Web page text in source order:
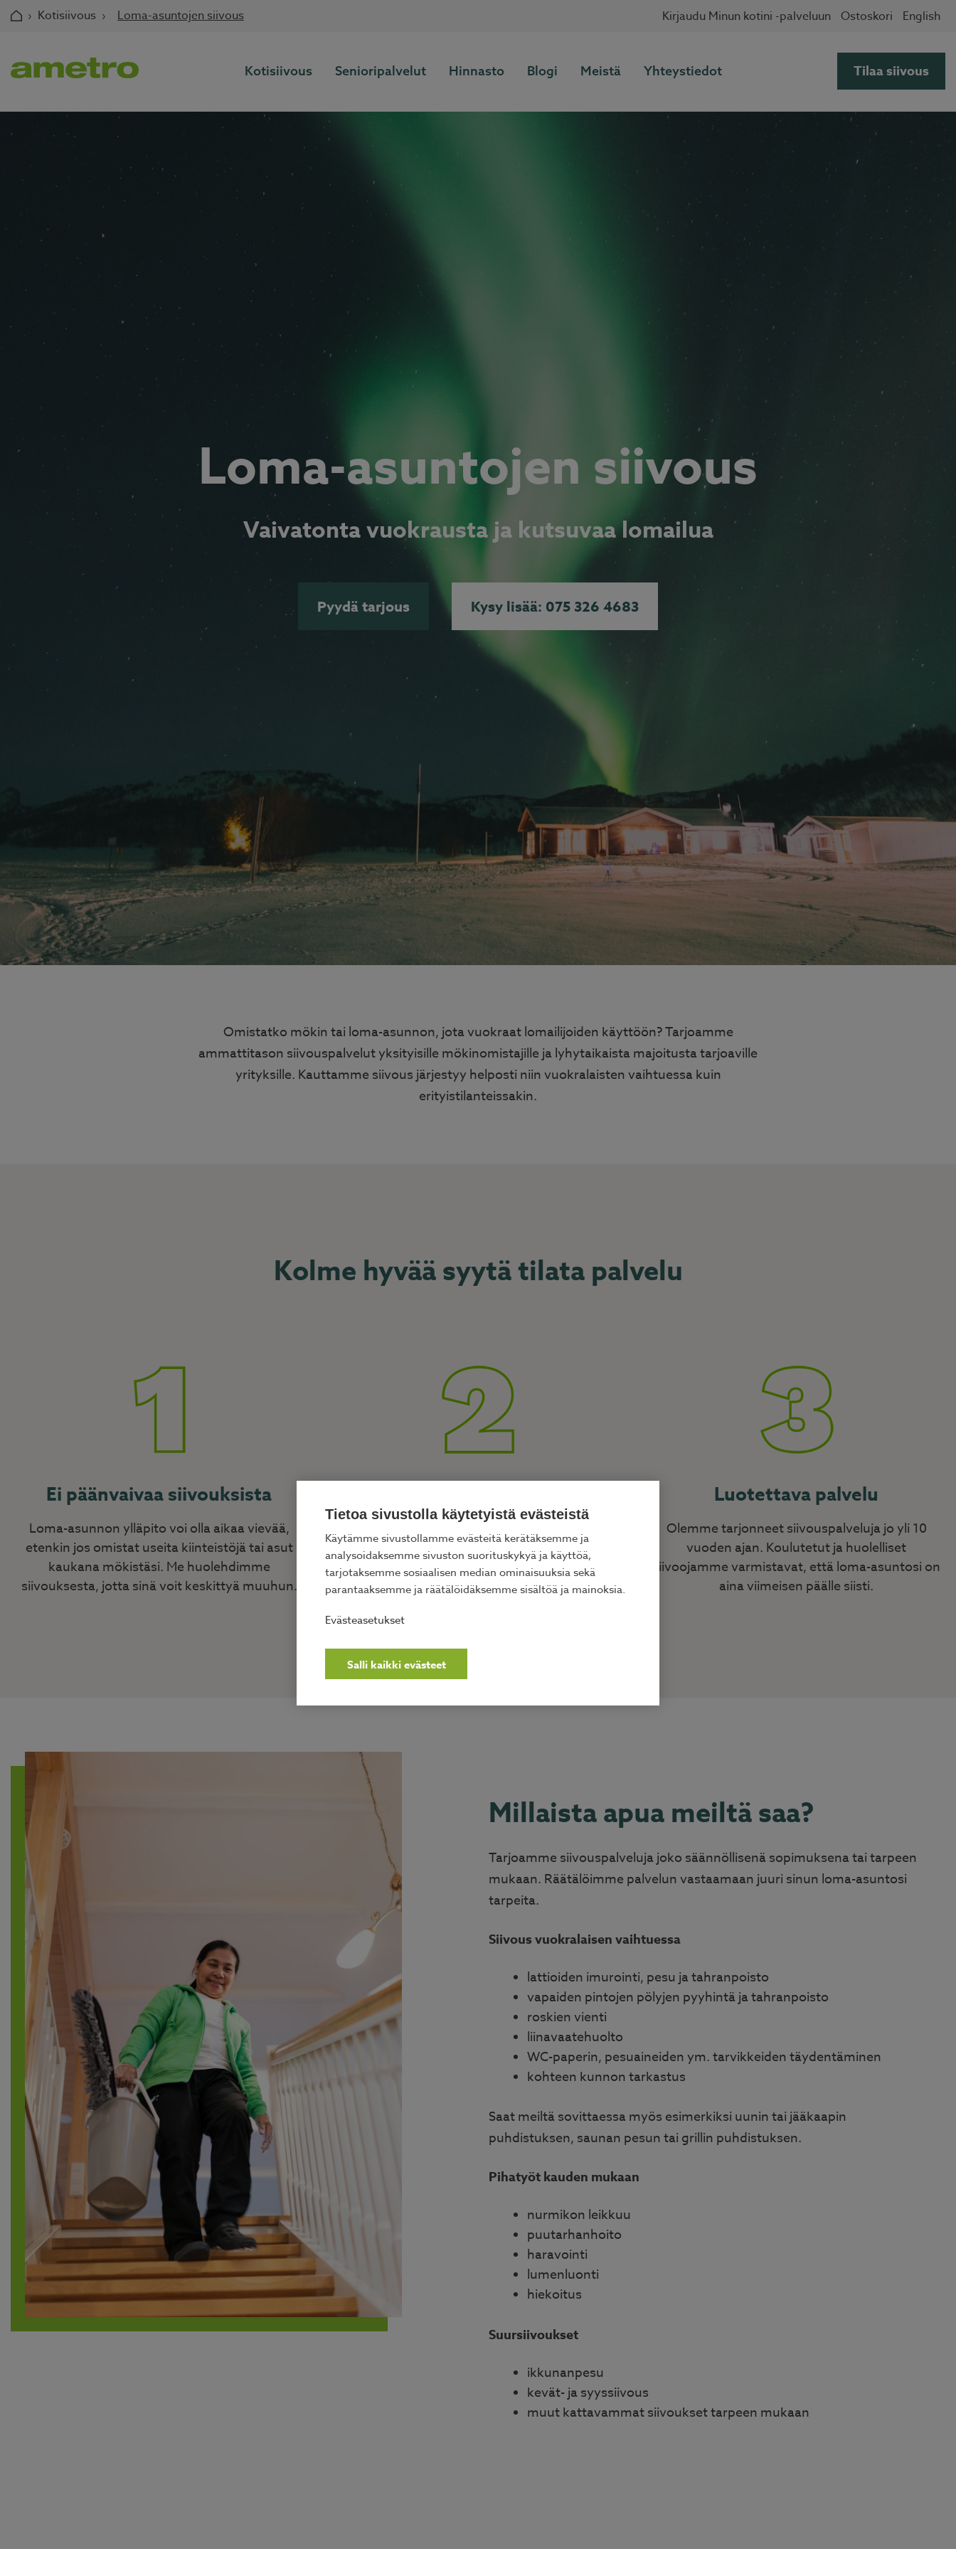
Skip › Kotisiivous › Loma-asuntojen siivous Kirjaudu Minun kotini -palveluun Ostoskori English
Kotisiivous Senioripalvelut Hinnasto Blogi Meistä Yhteystiedot Tilaa siivous
Loma-asuntojen siivous
Vaivatonta vuokrausta ja kutsuvaa lomailua
Pyydä tarjous Kysy lisää: 075 326 4683
Omistatko mökin tai loma-asunnon, jota vuokraat lomailijoiden käyttöön? Tarjoamme
ammattitason siivouspalvelut yksityisille mökinomistajille ja lyhytaikaista majoitusta tarjoaville
yrityksille. Kauttamme siivous järjestyy helposti niin vuokralaisten vaihtuessa kuin
erityistilanteissakin.
Kolme hyvää syytä tilata palvelu
Ei päänvaivaa siivouksista
Loma-asunnon ylläpito voi olla aikaa vievää,
etenkin jos omistat useita kiinteistöjä tai asut
kaukana mökistäsi. Me huolehdimme
siivouksesta, jotta sinä voit keskittyä muuhun.
varmistamme, että vieraidesi majoitus on
kutsuva heti saapumishetkestä lähtien. Puhtaus
nostaa loma-asuntosi arvostusta ja kysyntää.
Luotettava palvelu
Olemme tarjonneet siivouspalveluja jo yli 10
vuoden ajan. Koulutetut ja huolelliset
siivoojamme varmistavat, että loma-asuntosi on
aina viimeisen päälle siisti.
Millaista apua meiltä saa?
Tarjoamme siivouspalveluja joko säännöllisenä sopimuksena tai tarpeen
mukaan. Räätälöimme palvelun vastaamaan juuri sinun loma-asuntosi
tarpeita.
Siivous vuokralaisen vaihtuessa
lattioiden imurointi, pesu ja tahranpoisto
vapaiden pintojen pölyjen pyyhintä ja tahranpoisto
roskien vienti
liinavaatehuolto
WC-paperin, pesuaineiden ym. tarvikkeiden täydentäminen
kohteen kunnon tarkastus
Saat meiltä sovittaessa myös esimerkiksi uunin tai jääkaapin
puhdistuksen, saunan pesun tai grillin puhdistuksen.
Pihatyöt kauden mukaan
nurmikon leikkuu
puutarhanhoito
haravointi
lumenluonti
hiekoitus
Suursiivoukset
ikkunanpesu
kevät- ja syyssiivous
muut kattavammat siivoukset tarpeen mukaan
Tietoa sivustolla käytetyistä evästeistä
Käytämme sivustollamme evästeitä kerätäksemme ja
analysoidaksemme sivuston suorituskykyä ja käyttöä,
tarjotaksemme sosiaalisen median ominaisuuksia sekä
parantaaksemme ja räätälöidäksemme sisältöä ja mainoksia.
Evästeasetukset
Salli kaikki evästeet